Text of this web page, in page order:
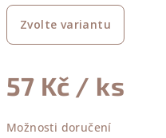
Zvolte variantu
57 Kč / ks
cena:
Možnosti doručení